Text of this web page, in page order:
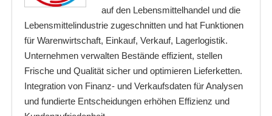
auf den Lebensmittelhandel und die
Lebensmittelindustrie zugeschnitten und hat Funktionen
für Warenwirtschaft, Einkauf, Verkauf, Lagerlogistik.
Unternehmen verwalten Bestände effizient, stellen
Frische und Qualität sicher und optimieren Lieferketten.
Integration von Finanz- und Verkaufsdaten für Analysen
und fundierte Entscheidungen erhöhen Effizienz und